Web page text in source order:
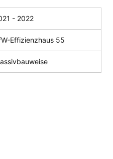
- 2022
Effizienzhaus 55